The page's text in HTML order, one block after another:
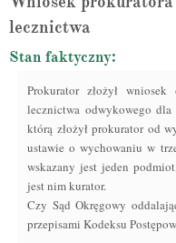
lecznictwa
Stan faktyczny:
Prokurator złożył
lecznictwa odwykowego
którą złożył prokurator od
ustawie o wychowaniu w
wskazany jest jeden
jest nim kurator.
Czy Sąd Okręgowy
przepisami Kodeksu